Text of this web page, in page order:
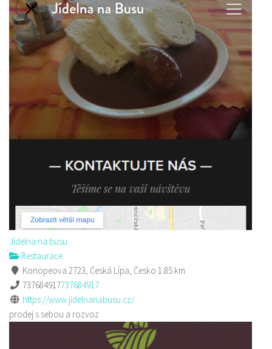
Jídelna na busu
Restaurace
Konopeova 2723, Česká Lípa, Česko 1.85 km
737684917737684917
https://www.jidelnanabusu.cz/
prodej s sebou a rozvoz